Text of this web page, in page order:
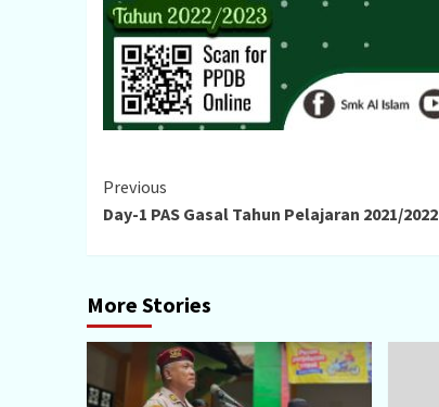
Continue
Reading
Previous
Day-1 PAS Gasal Tahun Pelajaran 2021/2022
More Stories